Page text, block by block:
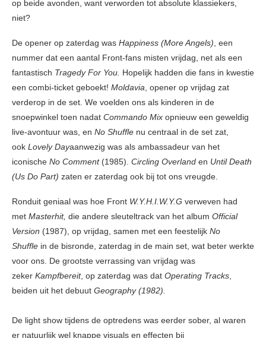
op beide avonden, want verworden tot absolute klassiekers,
niet?
De opener op zaterdag was Happiness (More Angels), een
nummer dat een aantal Front-fans misten vrijdag, net als een
fantastisch Tragedy For You. Hopelijk hadden die fans in kwestie
een combi-ticket geboekt! Moldavia, opener op vrijdag zat
verderop in de set. We voelden ons als kinderen in de
snoepwinkel toen nadat Commando Mix opnieuw een geweldig
live-avontuur was, en No Shuffle nu centraal in de set zat,
ook Lovely Dayaanwezig was als ambassadeur van het
iconische No Comment(1985). Circling Overland en Until Death
(Us Do Part) zaten er zaterdag ook bij tot ons vreugde.
Ronduit geniaal was hoe Front W.Y.H.I.W.Y.G verweven had
met Masterhit, die andere sleuteltrack van het album Official
Version (1987), op vrijdag, samen met een feestelijk No
Shuffle in de bisronde, zaterdag in de main set, wat beter werkte
voor ons. De grootste verrassing van vrijdag was
zeker Kampfbereit, op zaterdag was dat Operating Tracks,
beiden uit het debuut Geography (1982).
De light show tijdens de optredens was eerder sober, al waren
er natuurlijk wel knappe visuals en effecten bij